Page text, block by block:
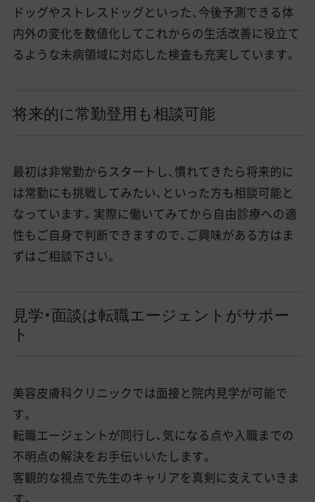
ドッグやストレスドッグといった、今後予測できる体
内外の変化を数値化してこれからの生活改善に役立て
るような未病領域に対応した検査も充実しています。
将来的に常勤登用も相談可能
最初は非常勤からスタートし、慣れてきたら将来的に
は常勤にも挑戦してみたい、といった方も相談可能と
なっています。実際に働いてみてから自由診療への適
性もご自身で判断できますので、ご興味がある方はま
ずはご相談下さい。
見学・面談は転職エージェントがサポー
ト
美容皮膚科クリニックでは面接と院内見学が可能で
す。
転職エージェントが同行し、気になる点や入職までの
不明点の解決をお手伝いいたします。
客観的な視点で先生のキャリアを真剣に支えていきま
す。